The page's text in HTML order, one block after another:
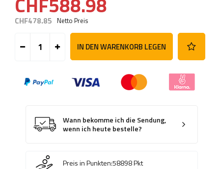
CHF478.85 Netto Preis
IN DEN WARENKORB LEGEN
Wann bekomme ich die Sendung,
wenn ich heute bestelle?
Preis in Punkten:58898Pkt